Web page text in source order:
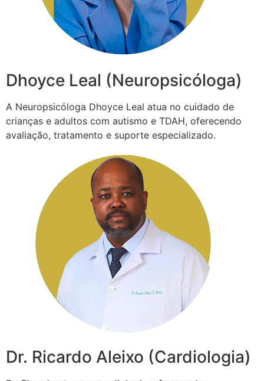
Dhoyce Leal (Neuropsicóloga)
A Neuropsicóloga Dhoyce Leal atua no cuidado de
crianças e adultos com autismo e TDAH, oferecendo
avaliação, tratamento e suporte especializado.
Dr. Ricardo Aleixo (Cardiologia)